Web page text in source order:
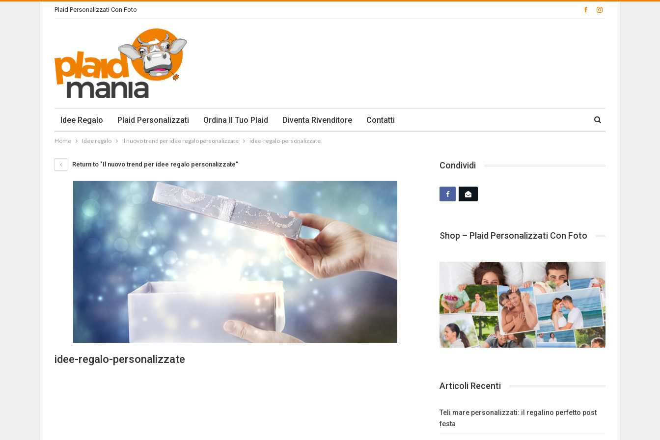
Plaid Personalizzati Con Foto
Idee Regalo Plaid Personalizzati Ordina Il Tuo Plaid Diventa Rivenditore Contatti
Home Idee regalo Il nuovo trend per idee regalo personalizzate idee-regalo-personalizzate
Return to "Il nuovo trend per idee regalo personalizzate"
idee-regalo-personalizzate
Condividi
Shop – Plaid Personalizzati Con Foto
Articoli Recenti
Teli mare personalizzati: il regalino perfetto post
festa